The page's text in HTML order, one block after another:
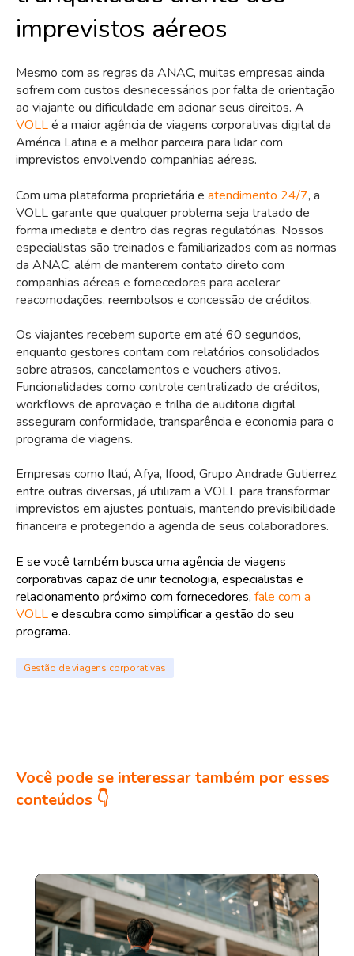
imprevistos aéreos
Mesmo com as regras da ANAC, muitas empresas ainda
sofrem com custos desnecessários por falta de orientação
ao viajante ou dificuldade em acionar seus direitos. A
VOLLé a maior agência de viagens corporativas digital da
América Latina e a melhor parceira para lidar com
imprevistos envolvendo companhias aéreas.
Com uma plataforma proprietária e atendimento 24/7, a
VOLL garante que qualquer problema seja tratado de
forma imediata e dentro das regras regulatórias. Nossos
especialistas são treinados e familiarizados com as normas
da ANAC, além de manterem contato direto com
companhias aéreas e fornecedores para acelerar
reacomodações, reembolsos e concessão de créditos.
Os viajantes recebem suporte em até 60 segundos,
enquanto gestores contam com relatórios consolidados
sobre atrasos, cancelamentos e vouchers ativos.
Funcionalidades como controle centralizado de créditos,
workflows de aprovação e trilha de auditoria digital
asseguram conformidade, transparência e economia para o
programa de viagens.
Empresas como Itaú, Afya, Ifood, Grupo Andrade Gutierrez,
entre outras diversas, já utilizam a VOLL para transformar
imprevistos em ajustes pontuais, mantendo previsibilidade
financeira e protegendo a agenda de seus colaboradores.
E se você também busca uma agência de viagens
corporativas capaz de unir tecnologia, especialistas e
relacionamento próximo com fornecedores, fale com a
VOLLe descubra como simplificar a gestão do seu
programa.
Gestão de viagens corporativas
Você pode se interessar também por esses
conteúdos 👇